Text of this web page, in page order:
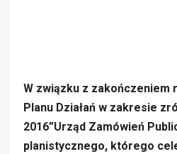
W związku z zakończeniem
Planu Działań w zakresie
2016”Urząd Zamówień
planistycznego, którego